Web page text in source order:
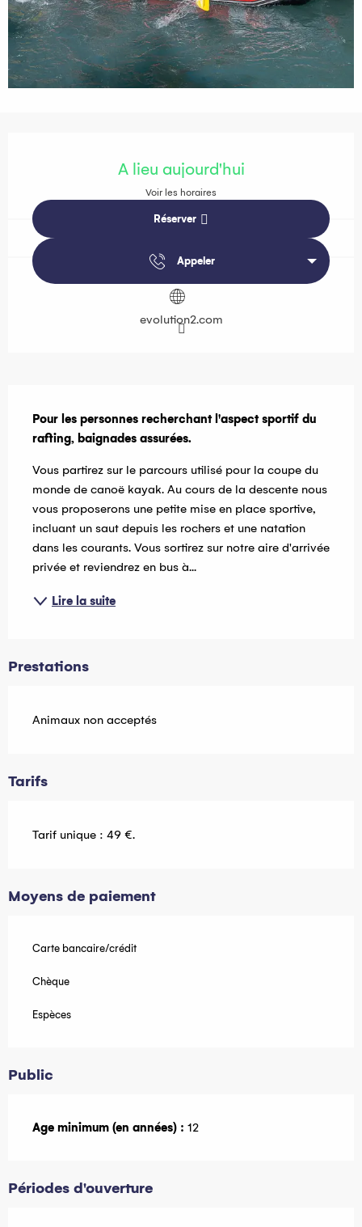
A lieu aujourd'hui
Voir les horaires
Réserver
Appeler
evolution2.com
Pour les personnes recherchant l'aspect sportif du
rafting, baignades assurées.
Vous partirez sur le parcours utilisé pour la coupe du
monde de canoë kayak. Au cours de la descente nous
vous proposerons une petite mise en place sportive,
incluant un saut depuis les rochers et une natation
dans les courants. Vous sortirez sur notre aire d'arrivée
privée et reviendrez en bus à...
Lire la suite
Prestations
Animaux non acceptés
Tarifs
Tarif unique : 49 €.
Moyens de paiement
Carte bancaire/crédit
Chèque
Espèces
Public
Age minimum (en années) : 12
Périodes d'ouverture